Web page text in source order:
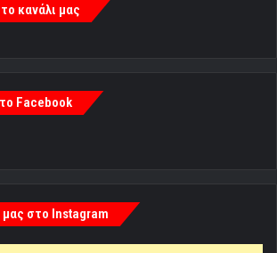
κανάλι μας
Facebook
στο Instagram